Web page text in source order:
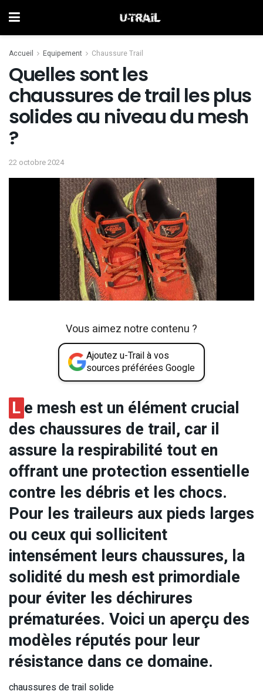
Accueil Equipement Chaussure Trail
Quelles sont les
chaussures de trail les plus
solides au niveau du mesh
?
22 octobre 2024
Vous aimez notre contenu ?
Ajoutez u-Trail à vos
sources préférées Google
Le mesh est un élément crucial
des chaussures de trail, car il
assure la respirabilité tout en
offrant une protection essentielle
contre les débris et les chocs.
Pour les traileurs aux pieds larges
ou ceux qui sollicitent
intensément leurs chaussures, la
solidité du mesh est primordiale
pour éviter les déchirures
prématurées. Voici un aperçu des
modèles réputés pour leur
résistance dans ce domaine.
chaussures de trail solide